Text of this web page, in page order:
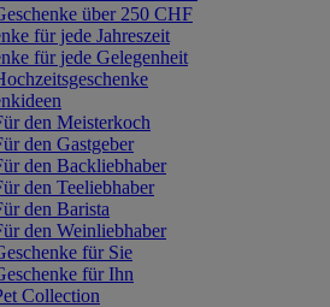
über 250 CHF
für jede Jahreszeit
für jede Gelegenheit
den Meisterkoch
den Gastgeber
den Backliebhaber
den Teeliebhaber
den Barista
den Weinliebhaber
für Sie
für Ihn
Collection